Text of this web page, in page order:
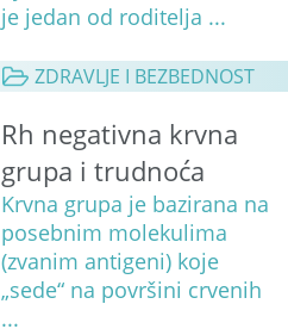
je jedan od roditelja ...
ZDRAVLJE I BEZBEDNOST
Rh negativna krvna
grupa i trudnoća
Krvna grupa je bazirana na
posebnim molekulima
(zvanim antigeni) koje
„sede“ na površini crvenih
...